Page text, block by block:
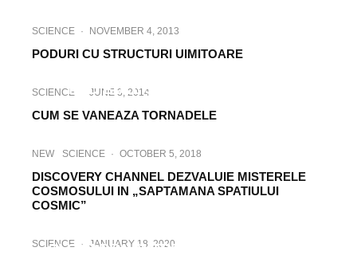
SCIENCE · NOVEMBER 4, 2013
PODURI CU STRUCTURI UIMITOARE
RED BULL STRATOS – MISIUNE
SCIENCE JUNE 3, 2014
CUM SE VANEAZA TORNADELE
NEW SCIENCE · OCTOBER 5, 2018
DISCOVERY CHANNEL DEZVALUIE MISTERELE
COSMOSULUI IN „SAPTAMANA SPATIULUI
COSMIC”
CLONAREA, INTRE MIT SI REALITATE
SCIENCE · JANUARY 18, 2020